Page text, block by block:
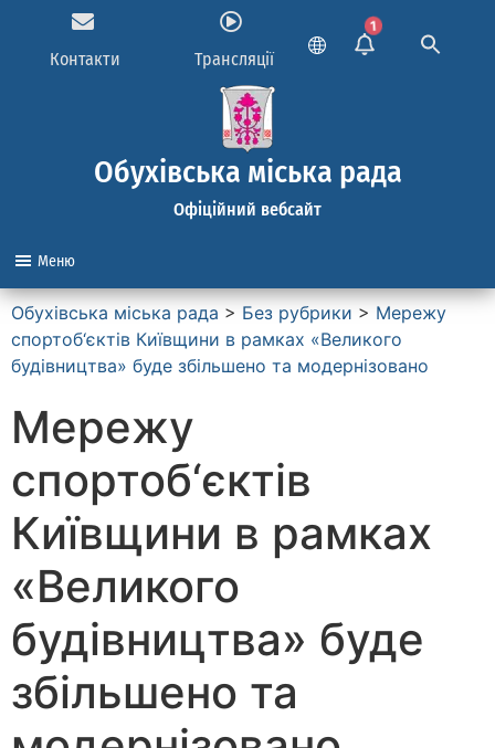
Контакти Трансляції
1
Обухівська міська рада
Офіційний вебсайт
Меню
Обухівська міська рада > Без рубрики > Мережу
спортоб‘єктів Київщини в рамках «Великого
будівництва» буде збільшено та модернізовано
Мережу
спортоб‘єктів
Київщини в рамках
«Великого
будівництва» буде
збільшено та